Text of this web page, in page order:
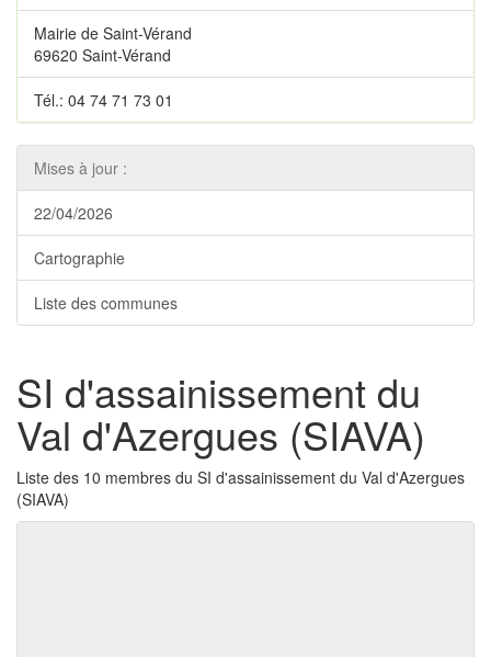
Mairie de Saint-Vérand
69620 Saint-Vérand
Tél.: 04 74 71 73 01
Mises à jour :
22/04/2026
Cartographie
Liste des communes
SI d'assainissement du
Val d'Azergues (SIAVA)
Liste des 10 membres du SI d'assainissement du Val d'Azergues
(SIAVA)